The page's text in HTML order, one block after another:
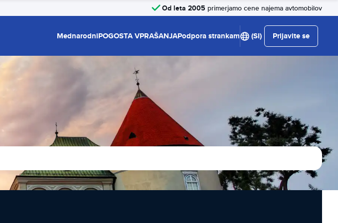
Od leta 2005 primerjamo cene najema avtomobilov
MednarodniPOGOSTA VPRAŠANJAPodpora strankam (SI) Prijavite se